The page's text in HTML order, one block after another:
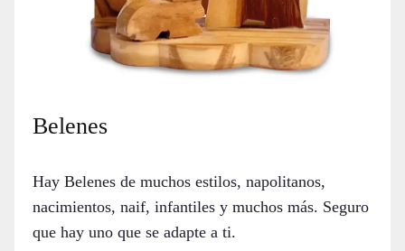
Belenes
Hay Belenes de muchos estilos, napolitanos,
nacimientos, naif, infantiles y muchos más. Seguro
que hay uno que se adapte a ti.